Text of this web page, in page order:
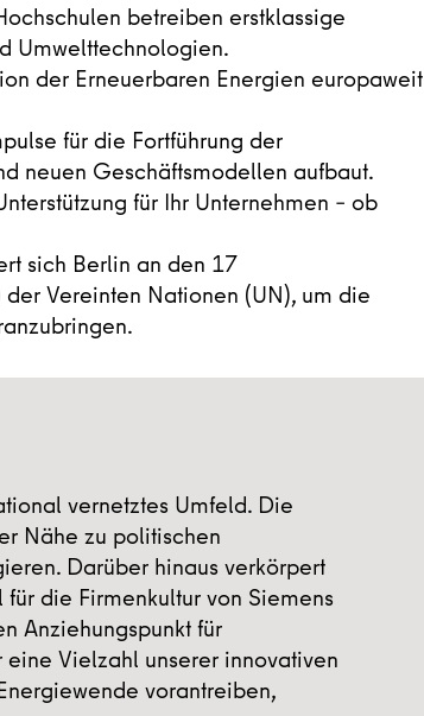
betreiben erstklassige
Umwelttechnologien.
der Erneuerbaren Energien europaweit
für die Fortführung der
neuen Geschäftsmodellen aufbaut.
für Ihr Unternehmen – ob
sich Berlin an den 17
Vereinten Nationen (UN), um die
vernetztes Umfeld. Die
Nähe zu politischen
Darüber hinaus verkörpert
die Firmenkultur von Siemens
Anziehungspunkt für
Vielzahl unserer innovativen
vorantreiben,